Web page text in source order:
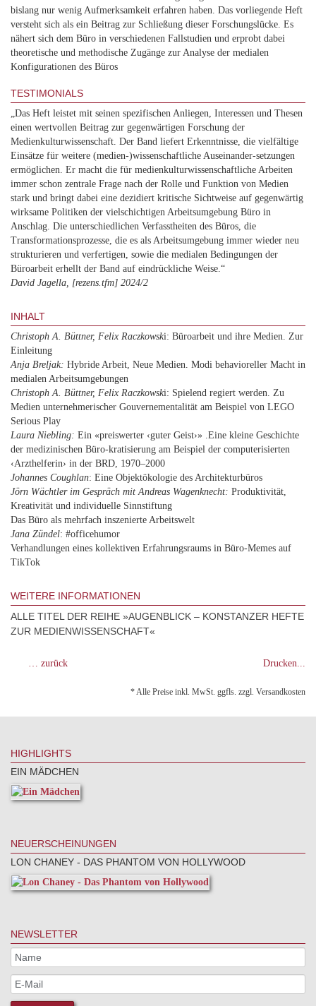
bislang nur wenig Aufmerksamkeit erfahren haben. Das vorliegende Heft
versteht sich als ein Beitrag zur Schließung dieser Forschungslücke. Es
nähert sich dem Büro in verschiedenen Fallstudien und erprobt dabei
theoretische und methodische Zugänge zur Analyse der medialen
Konfigurationen des Büros
TESTIMONIALS
„Das Heft leistet mit seinen spezifischen Anliegen, Interessen und Thesen
einen wertvollen Beitrag zur gegenwärtigen Forschung der
Medienkulturwissenschaft. Der Band liefert Erkenntnisse, die vielfältige
Einsätze für weitere (medien-)wissenschaftliche Auseinander-setzungen
ermöglichen. Er macht die für medienkulturwissenschaftliche Arbeiten
immer schon zentrale Frage nach der Rolle und Funktion von Medien
stark und bringt dabei eine dezidiert kritische Sichtweise auf gegenwärtig
wirksame Politiken der vielschichtigen Arbeitsumgebung Büro in
Anschlag. Die unterschiedlichen Verfasstheiten des Büros, die
Transformationsprozesse, die es als Arbeitsumgebung immer wieder neu
strukturieren und verfertigen, sowie die medialen Bedingungen der
Büroarbeit erhellt der Band auf eindrückliche Weise.“
David Jagella, [rezens.tfm] 2024/2
INHALT
Christoph A. Büttner, Felix Raczkowski: Büroarbeit und ihre Medien. Zur
Einleitung
Anja Breljak: Hybride Arbeit, Neue Medien. Modi behavioreller Macht in
medialen Arbeitsumgebungen
Christoph A. Büttner, Felix Raczkowski: Spielend regiert werden. Zu
Medien unternehmerischer Gouvernementalität am Beispiel von LEGO
Serious Play
Laura Niebling: Ein «preiswerter ‹guter Geist›» .Eine kleine Geschichte
der medizinischen Büro-kratisierung am Beispiel der computerisierten
‹Arzthelferin› in der BRD, 1970–2000
Johannes Coughlan: Eine Objektökologie des Architekturbüros
Jörn Wächtler im Gespräch mit Andreas Wagenknecht: Produktivität,
Kreativität und individuelle Sinnstiftung
Das Büro als mehrfach inszenierte Arbeitswelt
Jana Zündel: #officehumor
Verhandlungen eines kollektiven Erfahrungsraums in Büro-Memes auf
TikTok
WEITERE INFORMATIONEN
ALLE TITEL DER REIHE »AUGENBLICK – KONSTANZER HEFTE
ZUR MEDIENWISSENSCHAFT«
… zurück Drucken...
* Alle Preise inkl. MwSt. ggfls. zzgl. Versandkosten
HIGHLIGHTS
EIN MÄDCHEN
NEUERSCHEINUNGEN
LON CHANEY - DAS PHANTOM VON HOLLYWOOD
NEWSLETTER